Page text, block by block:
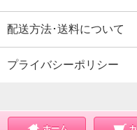
配送方法･送料について
プライバシーポリシー